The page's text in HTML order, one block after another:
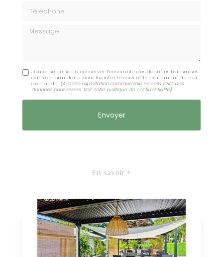
Message
J'autorise ce site à conserver l'ensemble des données transmises
dans ce formulaire pour faciliter le suivi et le traitement de ma
demande. (Aucune exploitation commerciale ne sera faite des
données conservées. Voir notre politique de confidentialité)
En savoir +